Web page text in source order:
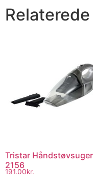
Tristar
2156
191.00kr.